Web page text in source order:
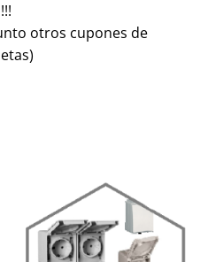
otros cupones de